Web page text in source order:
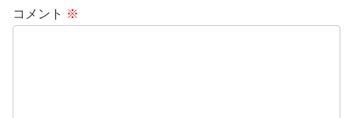
コメント ※